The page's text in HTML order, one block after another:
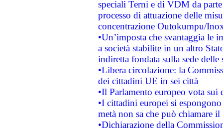
speciali Terni e di VDM da
processo di attuazione delle
concentrazione Outokumpu/
•Un’imposta che svantaggia le
a società stabilite in un altro
indiretta fondata sulla sede delle
•Libera circolazione: la
dei cittadini UE in sei città
•Il Parlamento europeo vota sui
•I cittadini europei si
metà non sa che può chiamare
•Dichiarazione della